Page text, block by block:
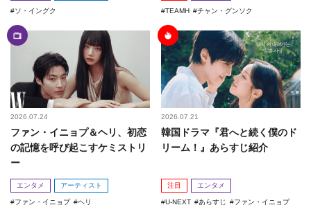
ソ・イングク TEAMH チャン・グンソク
2026.07.24
ファン・イニョプ＆ヘリ、初恋
の記憶を呼び起こすケミストリ
ー
エンタメ アーティスト
ファン・イニョプ
ヘリ
2026.07.21
韓国ドラマ『君へと続く僕のド
リーム！』あらすじ紹介
注目 エンタメ
U-NEXT あらすじ
ファン・イニョプ